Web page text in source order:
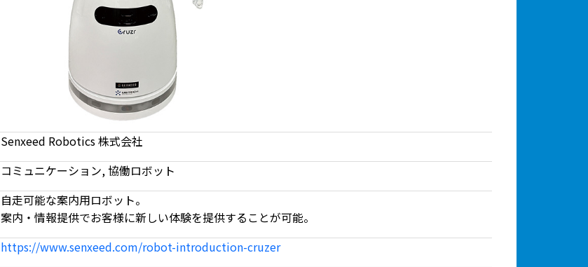
Senxeed Robotics 株式会社
コミュニケーション, 協働ロボット
自走可能な案内用ロボット。
案内・情報提供でお客様に新しい体験を提供することが可能。
https://www.senxeed.com/robot-introduction-cruzer